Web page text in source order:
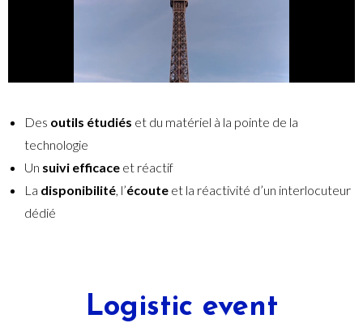
Des outils étudiés et du matériel à la pointe de la
technologie
Un suivi efficace et réactif
La disponibilité, l’écoute et la réactivité d’un interlocuteur
dédié
Logistic event